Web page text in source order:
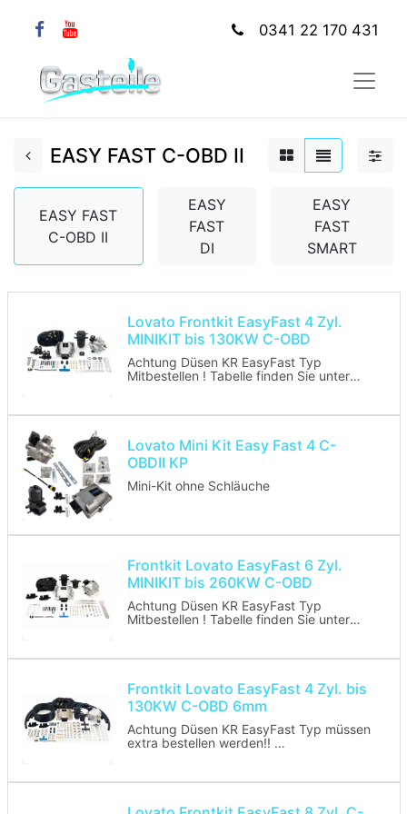
0341 22 170 431
EASY FAST C-OBD II
EASY FAST
C-OBD II
EASY
FAST
DI
EASY
FAST
SMART
Lovato Frontkit EasyFast 4 Zyl.
MINIKIT bis 130KW C-OBD
Achtung Düsen KR EasyFast Typ
Mitbestellen ! Tabelle finden Sie unter
beinhaltet folgende Artikel:
- Steuergerät
- Kabelbaum
- Verdampfer
- Temperaurfühler für Verdampfer
Lovato Mini Kit Easy Fast 4 C-
OBDII KP
Mini-Kit ohne Schläuche
Frontkit Lovato EasyFast 6 Zyl.
MINIKIT bis 260KW C-OBD
Achtung Düsen KR EasyFast Typ
Mitbestellen ! Tabelle finden Sie unter
beinhaltet folgende Artikel:
- Steuergerät
- Kabelbaum
- Verdampfer
- Filtereinheit (FSU)
- Temperaurfühler für Verdampfer
Frontkit Lovato EasyFast 4 Zyl. bis
130KW C-OBD 6mm
Achtung Düsen KR EasyFast Typ müssen
extra bestellen werden!!
beinhaltet folgende Artikel: